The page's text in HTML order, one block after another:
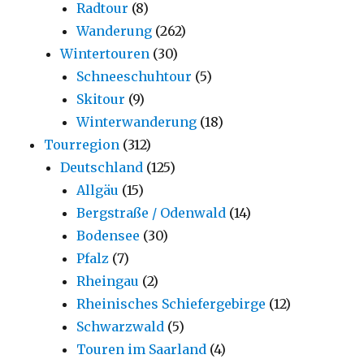
Radtour (8)
Wanderung (262)
Wintertouren (30)
Schneeschuhtour (5)
Skitour (9)
Winterwanderung (18)
Tourregion (312)
Deutschland (125)
Allgäu (15)
Bergstraße / Odenwald (14)
Bodensee (30)
Pfalz (7)
Rheingau (2)
Rheinisches Schiefergebirge (12)
Schwarzwald (5)
Touren im Saarland (4)